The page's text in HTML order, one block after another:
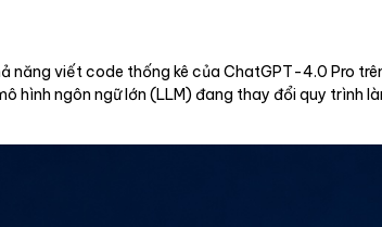
năng viết code thống kê của ChatGPT-4.0 Pro
hình ngôn ngữ lớn (LLM) đang thay đổi quy trình